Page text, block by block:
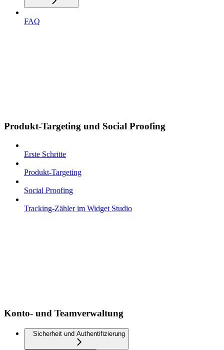
FAQ
Produkt-Targeting und Social Proofing
Erste Schritte
Produkt-Targeting
Social Proofing
Tracking-Zähler im Widget Studio
Konto- und Teamverwaltung
Sicherheit und Authentifizierung